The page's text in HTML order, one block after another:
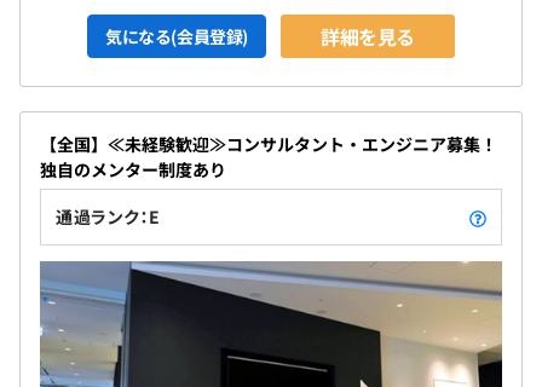
気になる(会員登録) 詳細を見る
【全国】≪未経験歓迎≫コンサルタント・エンジニア募集！
独自のメンター制度あり
通過ランク：E